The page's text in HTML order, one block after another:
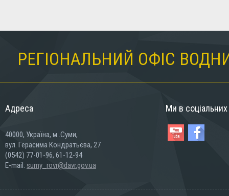
РЕГІОНАЛЬНИЙ ОФІС
Адреса
40000, Україна, м..Суми,
вул. Герасима Кондратьєва, 27
(0542) 77-01-96, 61-12-94
E-mail: sumy_rovr@davr.gov.ua
Ми в